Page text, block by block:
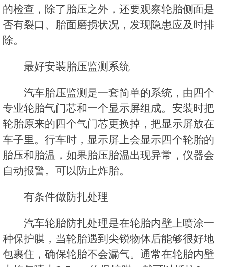
的检查，除了胎压之外，还要观察轮胎侧面是
否有裂口、胎面磨损状况，发现隐患应及时排
除。
最好安装胎压监测系统
汽车胎压监测是一套简单的系统，由四个
专业轮胎气门芯和一个显示屏组成。安装时把
轮胎原来的四个气门芯更换掉，把显示屏放在
车子里。行车时，显示屏上会显示四个轮胎的
胎压和胎温，如果胎压胎温出现异常，仪器会
自动报警。可以防止炸胎。
有条件做防扎处理
汽车轮胎防扎处理是在轮胎内壁上喷涂一
种保护膜，当轮胎遇到尖锐物体后能够很好地
包裹住，确保轮胎不会漏气。通常在轮胎内壁